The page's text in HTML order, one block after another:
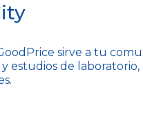
sirve a tu
estudios de laboratorio,